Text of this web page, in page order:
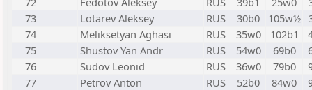
73
Lotarev Aleksey RUS 30b0 105w½
74
Meliksetyan Aghasi RUS 35w0 102b1
75
Shustov Yan Andr RUS 54w0 69b0
76
Sudov Leonid RUS 36w0 79b0
77
Petrov Anton RUS 52b0 84w0